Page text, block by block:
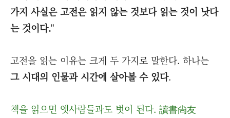
가지 사실은 고전은 읽지 않는 것보다 읽는 것이 낫다
는 것이다."
고전을 읽는 이유는 크게 두 가지로 말한다. 하나는
그 시대의 인물과 시간에 살아볼 수 있다.
책을 읽으면 옛사람들과도 벗이 된다. 讀書尙友